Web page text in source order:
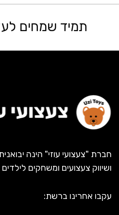
תמיד שמחים
חברת "צעצועי עוזי" הינה
ושיווק צעצועים ומשחקים לילדים
עקבו אחרינו ברשת: